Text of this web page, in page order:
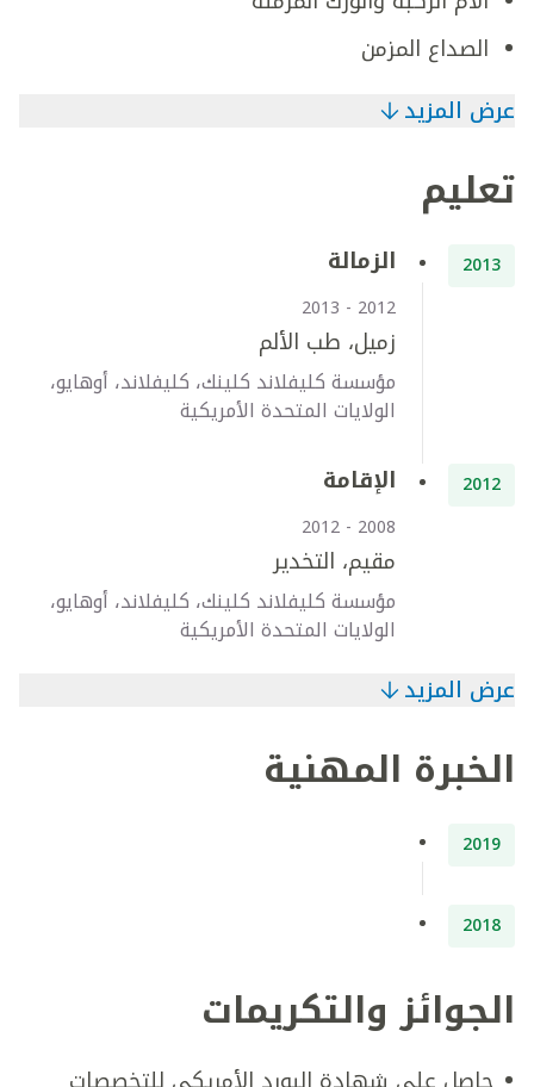
الصداع المزمن
عرض المزيد
تعليم
2013 الزمالة
2012 - 2013
زميل، طب الألم
مؤسسة كليفلاند كلينك، كليفلاند، أوهايو،
الولايات المتحدة الأمريكية
2012 الإقامة
2008 - 2012
مقيم، التخدير
مؤسسة كليفلاند كلينك، كليفلاند، أوهايو،
الولايات المتحدة الأمريكية
عرض المزيد
الخبرة المهنية
2019
2018
الجوائز والتكريمات